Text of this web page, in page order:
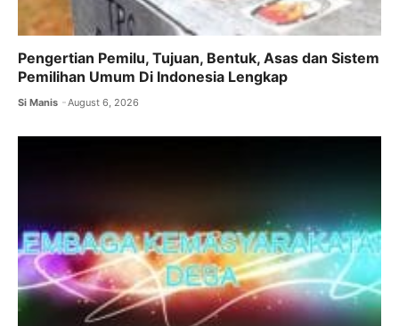
Pengertian Pemilu, Tujuan, Bentuk, Asas dan Sistem
Pemilihan Umum Di Indonesia Lengkap
Si Manis August 6, 2026